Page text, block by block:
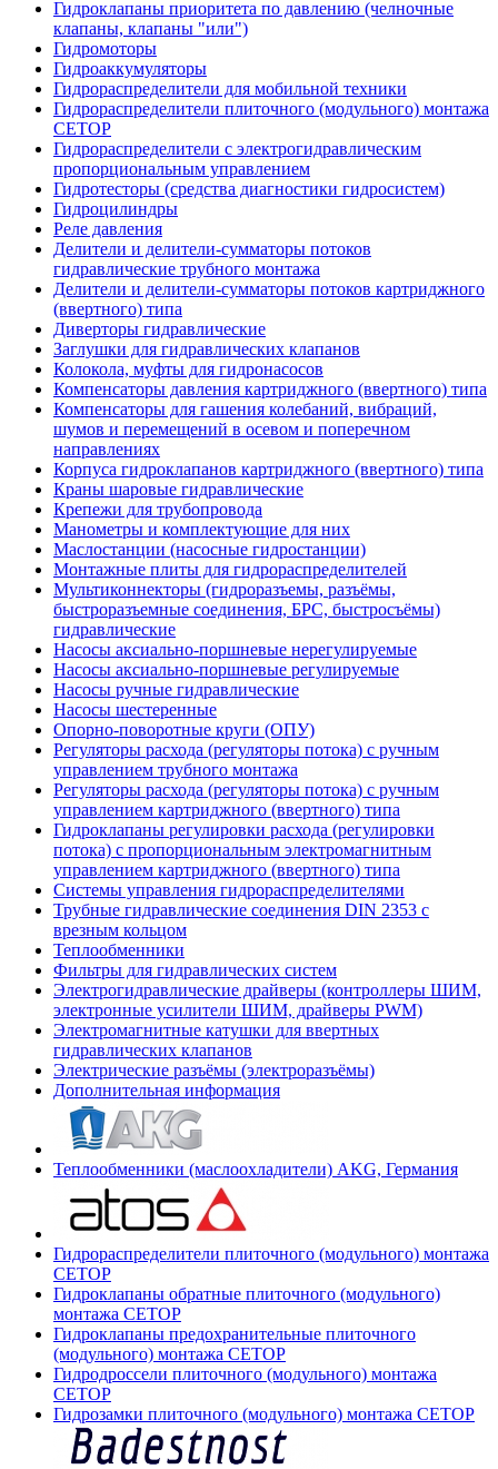
Гидроклапаны приоритета по давлению (челночные
клапаны, клапаны "или")
Гидромоторы
Гидроаккумуляторы
Гидрораспределители для мобильной техники
Гидрораспределители плиточного (модульного) монтажа
СЕТОР
Гидрораспределители с электрогидравлическим
пропорциональным управлением
Гидротесторы (средства диагностики гидросистем)
Гидроцилиндры
Реле давления
Делители и делители-сумматоры потоков
гидравлические трубного монтажа
Делители и делители-сумматоры потоков картриджного
(ввертного) типа
Диверторы гидравлические
Заглушки для гидравлических клапанов
Колокола, муфты для гидронасосов
Компенсаторы давления картриджного (ввертного) типа
Компенсаторы для гашения колебаний, вибраций,
шумов и перемещений в осевом и поперечном
направлениях
Корпуса гидроклапанов картриджного (ввертного) типа
Краны шаровые гидравлические
Крепежи для трубопровода
Манометры и комплектующие для них
Маслостанции (насосные гидростанции)
Монтажные плиты для гидрораспределителей
Мультиконнекторы (гидроразъемы, разъёмы,
быстроразъемные соединения, БРС, быстросъёмы)
гидравлические
Насосы аксиально-поршневые нерегулируемые
Насосы аксиально-поршневые регулируемые
Насосы ручные гидравлические
Насосы шестеренные
Опорно-поворотные круги (ОПУ)
Регуляторы расхода (регуляторы потока) с ручным
управлением трубного монтажа
Регуляторы расхода (регуляторы потока) с ручным
управлением картриджного (ввертного) типа
Гидроклапаны регулировки расхода (регулировки
потока) с пропорциональным электромагнитным
управлением картриджного (ввертного) типа
Системы управления гидрораспределителями
Трубные гидравлические соединения DIN 2353 с
врезным кольцом
Теплообменники
Фильтры для гидравлических систем
Электрогидравлические драйверы (контроллеры ШИМ,
электронные усилители ШИМ, драйверы PWM)
Электромагнитные катушки для ввертных
гидравлических клапанов
Электрические разъёмы (электроразъёмы)
Дополнительная информация
Теплообменники (маслоохладители) AKG, Германия
Гидрораспределители плиточного (модульного) монтажа
СЕТОР
Гидроклапаны обратные плиточного (модульного)
монтажа CETOP
Гидроклапаны предохранительные плиточного
(модульного) монтажа CETOP
Гидродроссели плиточного (модульного) монтажа
CETOP
Гидрозамки плиточного (модульного) монтажа CETOP